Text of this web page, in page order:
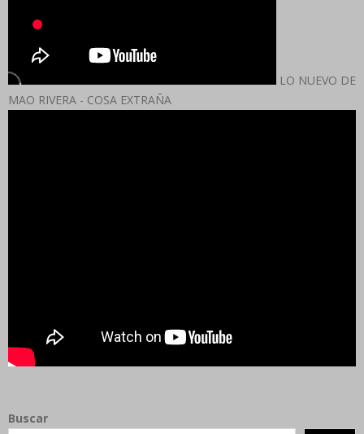
LO NUEVO DE
MAO RIVERA - COSA EXTRAÑA
Buscar